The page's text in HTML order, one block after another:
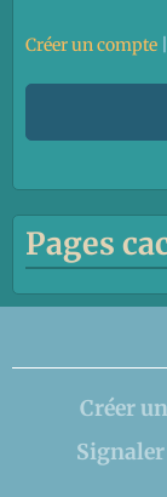
Créer un compte
Pages
Créer